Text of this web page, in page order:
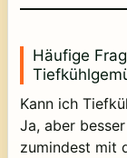
Häufige
Kann ich
Ja, aber
zumindest mit